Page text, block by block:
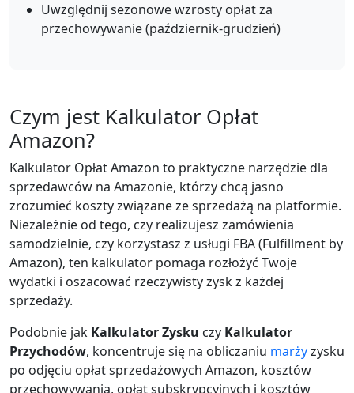
Uwzględnij sezonowe wzrosty opłat za
przechowywanie (październik-grudzień)
Czym jest Kalkulator Opłat
Amazon?
Kalkulator Opłat Amazon to praktyczne narzędzie dla
sprzedawców na Amazonie, którzy chcą jasno
zrozumieć koszty związane ze sprzedażą na platformie.
Niezależnie od tego, czy realizujesz zamówienia
samodzielnie, czy korzystasz z usługi FBA (Fulfillment by
Amazon), ten kalkulator pomaga rozłożyć Twoje
wydatki i oszacować rzeczywisty zysk z każdej
sprzedaży.
Podobnie jak Kalkulator Zysku czy Kalkulator
Przychodów, koncentruje się na obliczaniu marżyzysku
po odjęciu opłat sprzedażowych Amazon, kosztów
przechowywania, opłat subskrypcyjnych i kosztów